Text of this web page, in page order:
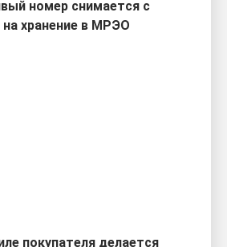
номер снимается с
хранение в МРЭО
покупателя делается